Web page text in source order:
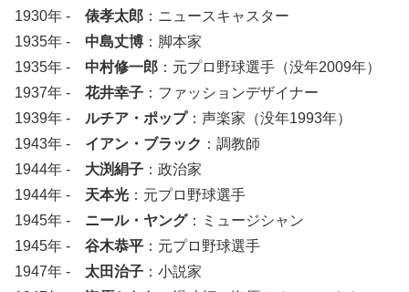
1930年 - 俵孝太郎 ：ニュースキャスター
1935年 - 中島丈博 ：脚本家
1935年 - 中村修一郎 ：元プロ野球選手（没年2009年）
1937年 - 花井幸子 ：ファッションデザイナー
1939年 - ルチア・ポップ：声楽家（没年1993年）
1943年 - イアン・ブラック ：調教師
1944年 - 大渕絹子 ：政治家
1944年 - 天本光 ：元プロ野球選手
1945年 - ニール・ヤング：ミュージシャン
1945年 - 谷木恭平 ：元プロ野球選手
1947年 - 太田治子 ：小説家